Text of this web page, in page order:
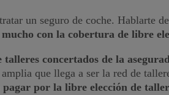
un seguro de coche. Hablarte
con la cobertura de libre
concertados de la
que llega a ser la red de
por la libre elección de taller